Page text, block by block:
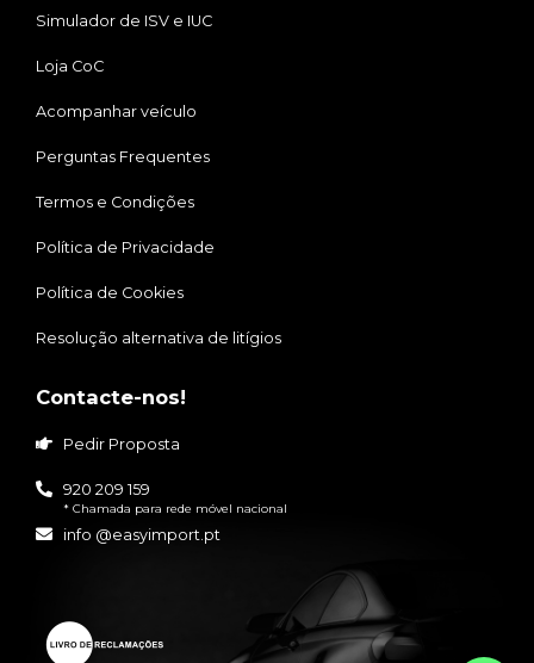
Simulador de ISV e IUC
Loja CoC
Acompanhar veículo
Perguntas Frequentes
Termos e Condições
Política de Privacidade
Política de Cookies
Resolução alternativa de litígios
Contacte-nos!
Pedir Proposta
920 209 159
* Chamada para rede móvel nacional
info @easyimport.pt